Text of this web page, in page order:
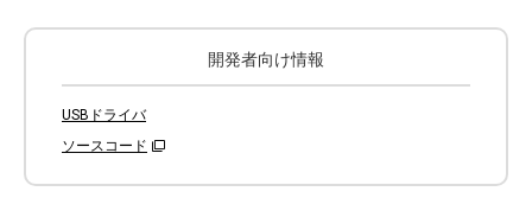
開発者向け情報
USBドライバ
ソースコード